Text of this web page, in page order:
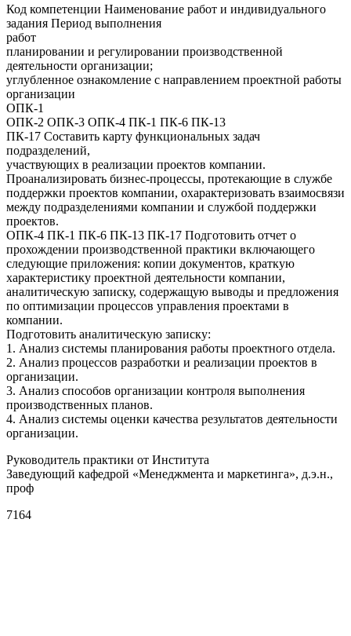
Код компетенции Наименование работ и индивидуального
задания Период выполнения
работ
планировании и регулировании производственной
деятельности организации;
углубленное ознакомление с направлением проектной работы
организации
ОПК-1
ОПК-2 ОПК-3 ОПК-4 ПК-1 ПК-6 ПК-13
ПК-17 Составить карту функциональных задач
подразделений,
участвующих в реализации проектов компании.
Проанализировать бизнес-процессы, протекающие в службе
поддержки проектов компании, охарактеризовать взаимосвязи
между подразделениями компании и службой поддержки
проектов.
ОПК-4 ПК-1 ПК-6 ПК-13 ПК-17 Подготовить отчет о
прохождении производственной практики включающего
следующие приложения: копии документов, краткую
характеристику проектной деятельности компании,
аналитическую записку, содержащую выводы и предложения
по оптимизации процессов управления проектами в
компании.
Подготовить аналитическую записку:
1. Анализ системы планирования работы проектного отдела.
2. Анализ процессов разработки и реализации проектов в
организации.
3. Анализ способов организации контроля выполнения
производственных планов.
4. Анализ системы оценки качества результатов деятельности
организации.
Руководитель практики от Института
Заведующий кафедрой «Менеджмента и маркетинга», д.э.н.,
проф
7164